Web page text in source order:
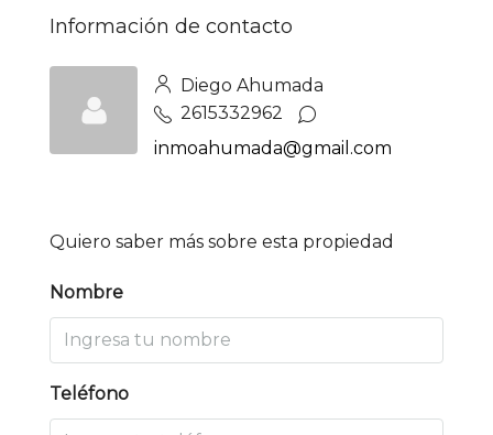
Información de contacto
Diego Ahumada
2615332962
inmoahumada@gmail.com
Quiero saber más sobre esta propiedad
Nombre
Teléfono